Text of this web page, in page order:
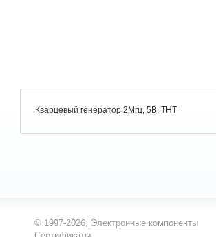
Кварцевый генератор 2Мгц, 5В, THT
© 1997-2026, Электронные компоненты